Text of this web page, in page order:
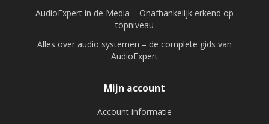
AudioExpert in de Media – Onafhankelijk erkend op
topniveau
Alles over audio systemen – de complete gids van
AudioExpert
Mijn account
Account informatie